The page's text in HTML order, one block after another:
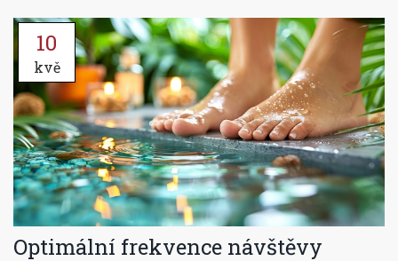
10
kvě
Optimální frekvence návštěvy